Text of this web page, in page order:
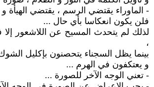
- الماوراء يقتضي الرسم ، يقتضي الهيأة و
فلن يكون انعكاسا بأي حال ...
لذلك لم يتحدث المسيح عن اللاشعور
،
بينما يظل السجناء يتحصنون بإكليل
و يعتكفون في الهرم ...
- تعني الوجه الآخر للصورة ...